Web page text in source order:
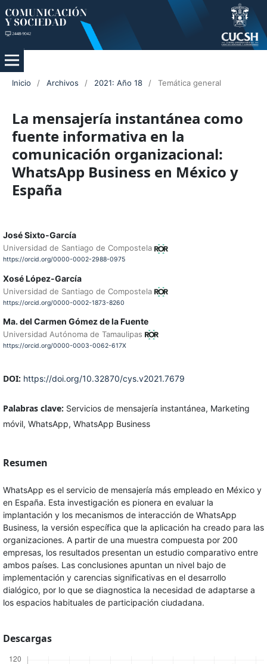
Inicio / Archivos / 2021: Año 18 / Temática general
La mensajería instantánea como
fuente informativa en la
comunicación organizacional:
WhatsApp Business en México y
España
José Sixto-García
Universidad de Santiago de Compostela
https://orcid.org/0000-0002-2988-0975
Xosé López-García
Universidad de Santiago de Compostela
https://orcid.org/0000-0002-1873-8260
Ma. del Carmen Gómez de la Fuente
Universidad Autónoma de Tamaulipas
https://orcid.org/0000-0003-0062-617X
DOI: https://doi.org/10.32870/cys.v2021.7679
Palabras clave: Servicios de mensajería instantánea, Marketing
móvil, WhatsApp, WhatsApp Business
Resumen
WhatsApp es el servicio de mensajería más empleado en México y
en España. Esta investigación es pionera en evaluar la
implantación y los mecanismos de interacción de WhatsApp
Business, la versión específica que la aplicación ha creado para las
organizaciones. A partir de una muestra compuesta por 200
empresas, los resultados presentan un estudio comparativo entre
ambos países. Las conclusiones apuntan un nivel bajo de
implementación y carencias significativas en el desarrollo
dialógico, por lo que se diagnostica la necesidad de adaptarse a
los espacios habituales de participación ciudadana.
Descargas